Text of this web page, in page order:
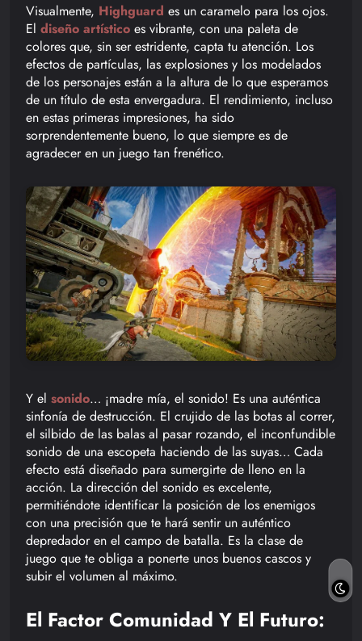
Visualmente, Highguard es un caramelo para los ojos.
El diseño artístico es vibrante, con una paleta de
colores que, sin ser estridente, capta tu atención. Los
efectos de partículas, las explosiones y los modelados
de los personajes están a la altura de lo que esperamos
de un título de esta envergadura. El rendimiento, incluso
en estas primeras impresiones, ha sido
sorprendentemente bueno, lo que siempre es de
agradecer en un juego tan frenético.
Y el sonido… ¡madre mía, el sonido! Es una auténtica
sinfonía de destrucción. El crujido de las botas al correr,
el silbido de las balas al pasar rozando, el inconfundible
sonido de una escopeta haciendo de las suyas… Cada
efecto está diseñado para sumergirte de lleno en la
acción. La dirección del sonido es excelente,
permitiéndote identificar la posición de los enemigos
con una precisión que te hará sentir un auténtico
depredador en el campo de batalla. Es la clase de
juego que te obliga a ponerte unos buenos cascos y
subir el volumen al máximo.
El Factor Comunidad Y El Futuro: